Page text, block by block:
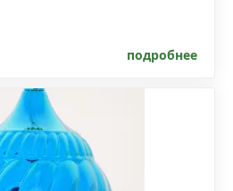
подробнее